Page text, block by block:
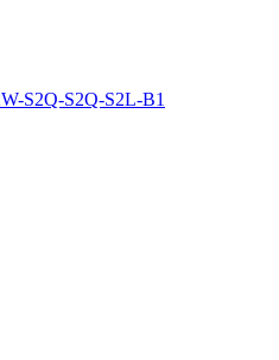
S2Q-S2Q-S2L-B1